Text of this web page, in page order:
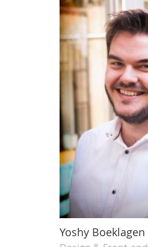
Yoshy Boeklagen